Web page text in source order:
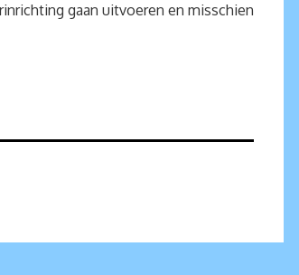
gaan uitvoeren en misschien